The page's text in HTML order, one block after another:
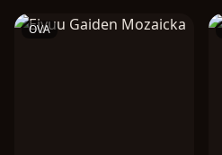
OVA